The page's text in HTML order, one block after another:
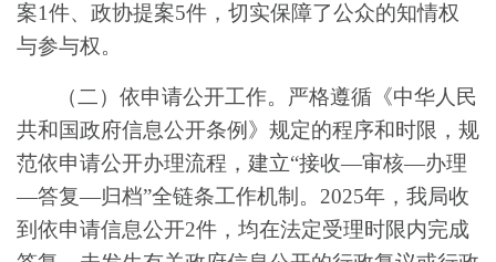
案1件、政协提案5件，切实保障了公众的知情权
与参与权。
（二）依申请公开工作。严格遵循《中华人民
共和国政府信息公开条例》规定的程序和时限，规
范依申请公开办理流程，建立“接收—审核—办理
—答复—归档”全链条工作机制。2025年，我局收
到依申请信息公开2件，均在法定受理时限内完成